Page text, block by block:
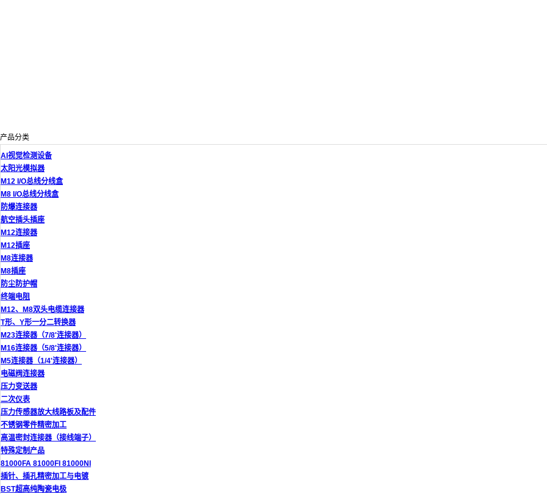
产品分类
AI视觉检测设备
太阳光模拟器
M12 I/O总线分线盒
M8 I/O总线分线盒
防爆连接器
航空插头插座
M12连接器
M12插座
M8连接器
M8插座
防尘防护帽
终端电阻
M12、M8双头电缆连接器
T形、Y形一分二转换器
M23连接器（7/8'连接器）
M16连接器（5/8'连接器）
M5连接器（1/4'连接器）
电磁阀连接器
压力变送器
二次仪表
压力传感器放大线路板及配件
不锈钢零件精密加工
高温密封连接器（接线端子）
特殊定制产品
81000FA 81000FI 81000NI
插针、插孔精密加工与电镀
BST超高纯陶瓷电极